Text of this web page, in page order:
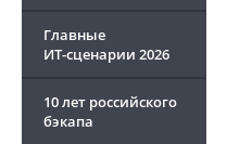
Главные
ИТ-сценарии 2026
10 лет российского
бэкапа